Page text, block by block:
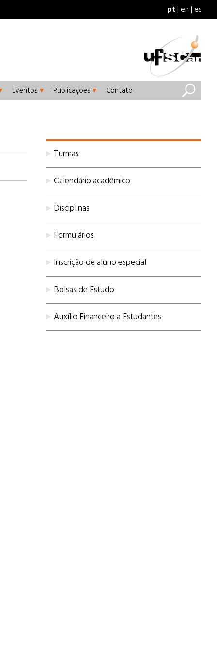
pt en es
Eventos Publicações Contato
Turmas
Calendário acadêmico
Disciplinas
Formulários
Inscrição de aluno especial
Bolsas de Estudo
Auxílio Financeiro a Estudantes